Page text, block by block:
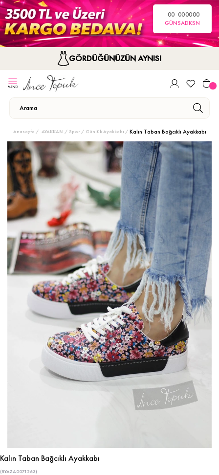
00
GÜN
00
SA
00
DK
00
SN
GÖRDÜĞÜNÜZÜN AYNISI
Anasayfa AYAKKABI Spor / Günlük Ayakkabı Kalın Taban Bağcıklı Ayakkabı
Kalın Taban Bağcıklı Ayakkabı
(8YAZA0071263)